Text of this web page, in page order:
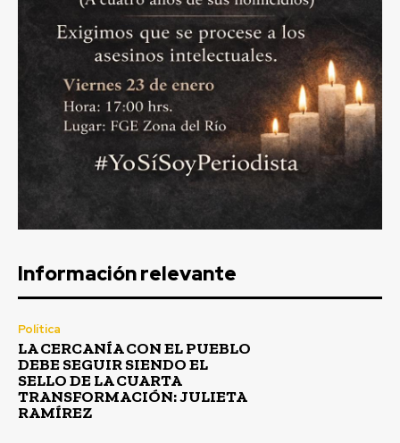
Información relevante
Política
LA CERCANÍA CON EL PUEBLO
DEBE SEGUIR SIENDO EL
SELLO DE LA CUARTA
TRANSFORMACIÓN: JULIETA
RAMÍREZ